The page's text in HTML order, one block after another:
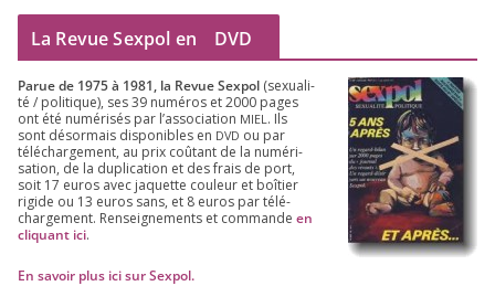
La Revue Sexpol en DVD
Parue de 1975à 1981, la Revue Sex­pol (sexua­li­
té /​ poli­tique), ses39 numé­ros et2000 pages
ont été numé­ri­sés par l’as­so­cia­tion MIEL . Ils
sont désor­mais dis­po­nibles en DVD ou par
télé­char­ge­ment, au prix coû­tant de la numé­ri­
sa­tion, de la dupli­ca­tion et des frais de port,
soit 17 euros avec jaquette cou­leur et boî­tier
rigide ou 13 euros sans, et 8 euros par télé­
char­ge­ment. Ren­sei­gne­ments et com­mande en
cli­quant ici.
En savoir plus ici sur Sexpol.